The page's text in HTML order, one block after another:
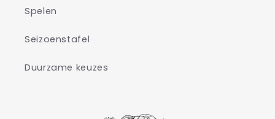
Spelen
Seizoenstafel
Duurzame keuzes